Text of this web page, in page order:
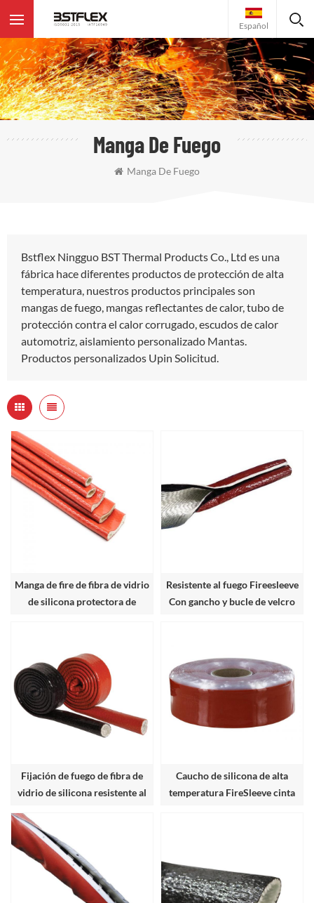
Español
Manga De Fuego
Manga De Fuego
Bstflex Ningguo BST Thermal Products Co., Ltd es una
fábrica hace diferentes productos de protección de alta
temperatura, nuestros productos principales son
mangas de fuego, mangas reflectantes de calor, tubo de
protección contra el calor corrugado, escudos de calor
automotriz, aislamiento personalizado Mantas.
Productos personalizados Upin Solicitud.
Manga de fire de fibra de vidrio
de silicona protectora de
Resistente al fuego Fireesleeve
Con gancho y bucle de velcro
Fijación de fuego de fibra de
vidrio de silicona resistente al
Caucho de silicona de alta
temperatura FireSleeve cinta